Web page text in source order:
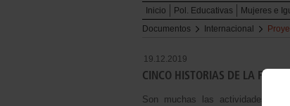
Inicio Pol. Educativas Mujeres e
Documentos
Internacional
19.12.2019
CINCO HISTORIAS DE LA
Son muchas las actividades que